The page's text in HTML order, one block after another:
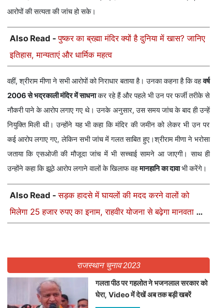
आरोपों की सत्यता की जांच हो सके।
Also Read -पुष्कर का ब्रह्मा मंदिर क्यों है दुनिया में खास? जानिए
इतिहास, मान्यताएं और धार्मिक महत्व
वहीं, श्रीराम मीणा ने सभी आरोपों को निराधार बताया है। उनका कहना है कि वहवर्ष
2006 से भद्रकाली मंदिर में साधनाकर रहे हैं और पहले भी उन पर फर्जी तरीके से
नौकरी पाने के आरोप लगाए गए थे। उनके अनुसार, उस समय जांच के बाद ही उन्हें
नियुक्ति मिली थी। उन्होंने यह भी कहा कि मंदिर की जमीन को लेकर भी उन पर
कई आरोप लगाए गए, लेकिन सभी जांच में गलत साबित हुए।श्रीराम मीणा ने भरोसा
जताया कि एसओजी की मौजूदा जांच में भी सच्चाई सामने आ जाएगी। साथ ही
उन्होंने कहा कि झूठे आरोप लगाने वालों के खिलाफ वहमानहानि का दावाभी करेंगे।
Also Read -सड़क हादसे में घायलों की मदद करने वालों को
मिलेगा 25 हजार रुपए का इनाम, राहवीर योजना से बढ़ेगा मानवता का
राजस्थान चुनाव 2023
गलता पीठ पर गहलोत ने भजनलाल सरकार को
घेरा, Video में देखें अब तक बड़ी खबरें